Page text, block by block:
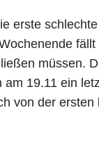
erste
müssen.
19.11 ein
von der